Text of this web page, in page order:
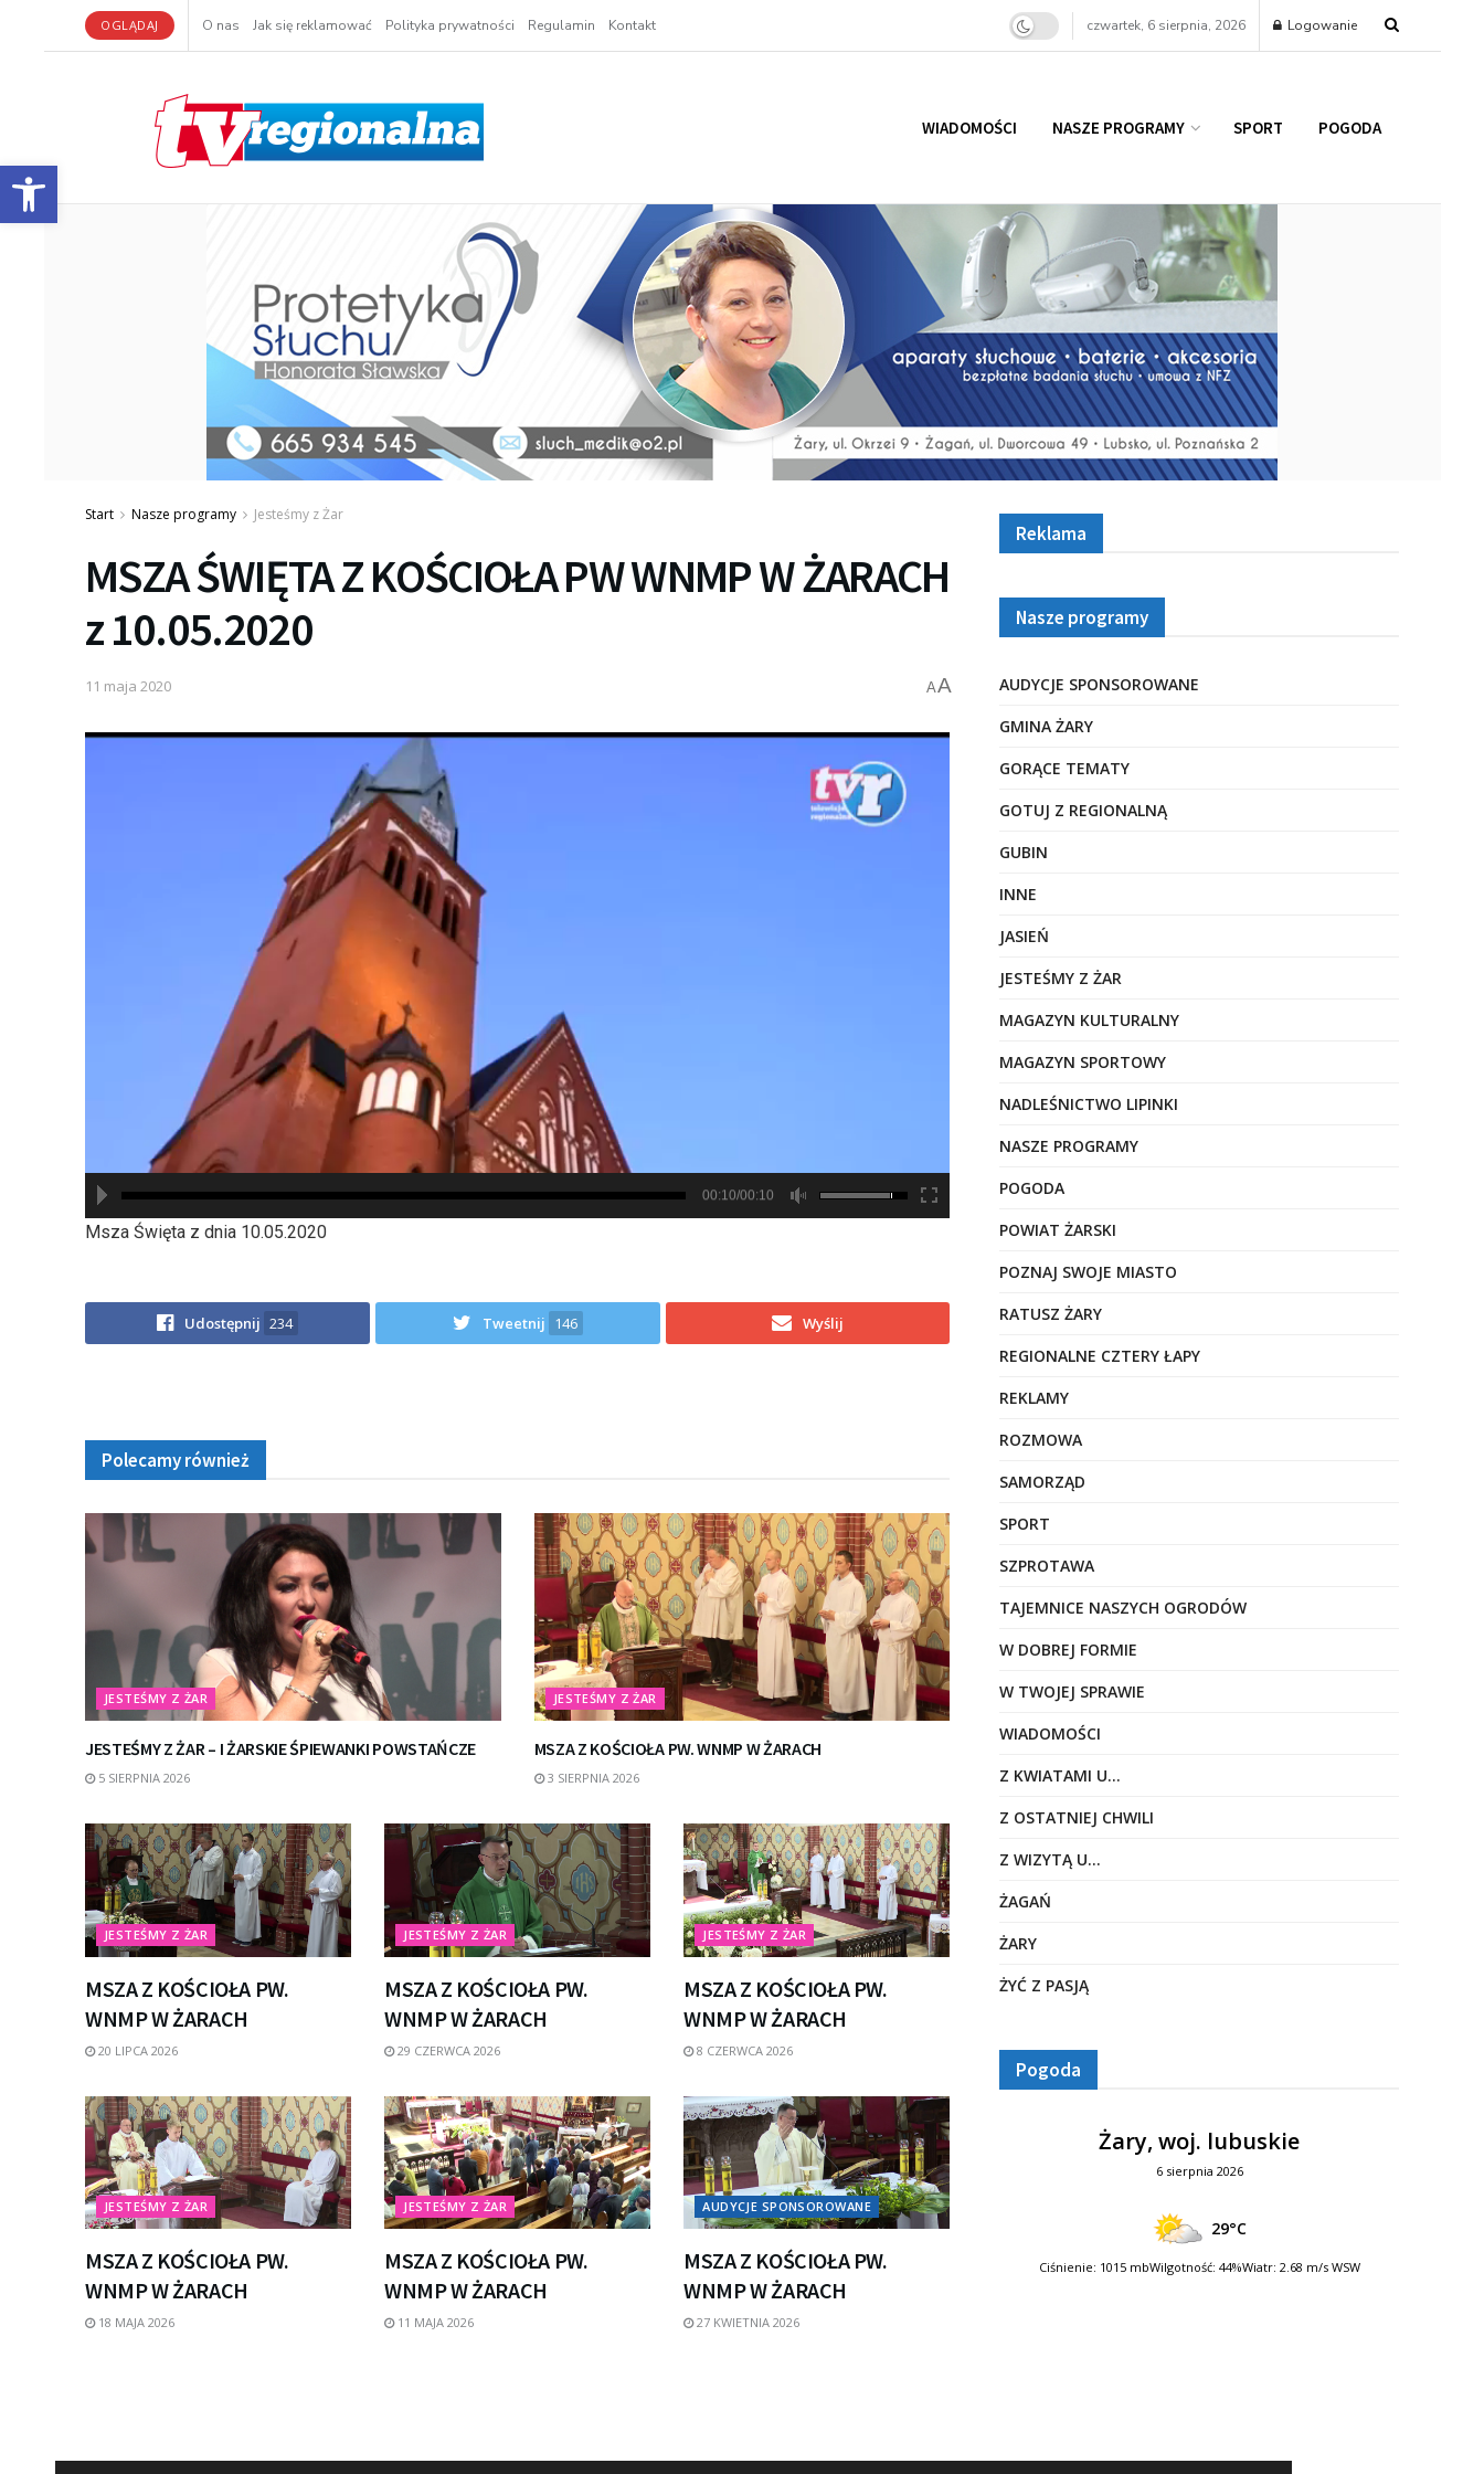
Otwórz pasek narzędzi
OGLĄDAJ O nas Jak się reklamować Polityka prywatności Regulamin Kontakt czwartek, 6 sierpnia, 2026 Logowanie
WIADOMOŚCI NASZE PROGRAMY SPORT POGODA
Start Nasze programy Jesteśmy z Żar
MSZA ŚWIĘTA Z KOŚCIOŁA PW WNMP W ŻARACH
z 10.05.2020
11 maja 2020 AA
00:10/00:10
Msza Święta z dnia 10.05.2020
Udostępnij 234 Tweetnij 146 Wyślij
Polecamy również
JESTEŚMY Z ŻAR
JESTEŚMY Z ŻAR – I ŻARSKIE ŚPIEWANKI POWSTAŃCZE
5 SIERPNIA 2026
JESTEŚMY Z ŻAR
MSZA Z KOŚCIOŁA PW. WNMP W ŻARACH
3 SIERPNIA 2026
JESTEŚMY Z ŻAR
MSZA Z KOŚCIOŁA PW.
WNMP W ŻARACH
20 LIPCA 2026
JESTEŚMY Z ŻAR
MSZA Z KOŚCIOŁA PW.
WNMP W ŻARACH
29 CZERWCA 2026
JESTEŚMY Z ŻAR
MSZA Z KOŚCIOŁA PW.
WNMP W ŻARACH
8 CZERWCA 2026
JESTEŚMY Z ŻAR
MSZA Z KOŚCIOŁA PW.
WNMP W ŻARACH
18 MAJA 2026
JESTEŚMY Z ŻAR
MSZA Z KOŚCIOŁA PW.
WNMP W ŻARACH
11 MAJA 2026
AUDYCJE SPONSOROWANE
MSZA Z KOŚCIOŁA PW.
WNMP W ŻARACH
27 KWIETNIA 2026
Reklama
Nasze programy
AUDYCJE SPONSOROWANE
GMINA ŻARY
GORĄCE TEMATY
GOTUJ Z REGIONALNĄ
GUBIN
INNE
JASIEŃ
JESTEŚMY Z ŻAR
MAGAZYN KULTURALNY
MAGAZYN SPORTOWY
NADLEŚNICTWO LIPINKI
NASZE PROGRAMY
POGODA
POWIAT ŻARSKI
POZNAJ SWOJE MIASTO
RATUSZ ŻARY
REGIONALNE CZTERY ŁAPY
REKLAMY
ROZMOWA
SAMORZĄD
SPORT
SZPROTAWA
TAJEMNICE NASZYCH OGRODÓW
W DOBREJ FORMIE
W TWOJEJ SPRAWIE
WIADOMOŚCI
Z KWIATAMI U…
Z OSTATNIEJ CHWILI
Z WIZYTĄ U…
ŻAGAŃ
ŻARY
ŻYĆ Z PASJĄ
Pogoda
Żary, woj. lubuskie
6 sierpnia 2026
29°C
Ciśnienie: 1015 mbWilgotność: 44%Wiatr: 2.68 m/s WSW